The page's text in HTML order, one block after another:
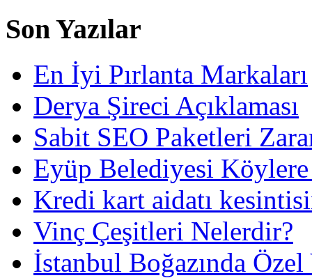
Son Yazılar
En İyi Pırlanta Markaları
Derya Şireci Açıklaması
Sabit SEO Paketleri
Eyüp Belediyesi
Kredi kart aidatı
Vinç Çeşitleri Nelerdir?
İstanbul Boğazında